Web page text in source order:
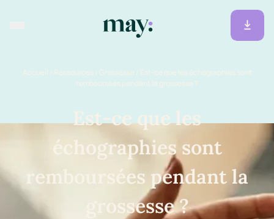
Accueil / Ressources / Grossesse / Est-ce que les échographies sont
remboursées pendant la grossesse ?
Est-ce que les
échographies sont
remboursées pendant la
grossesse ?